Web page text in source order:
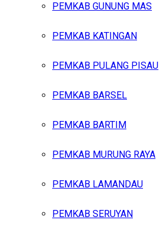
PEMKAB GUNUNG MAS
PEMKAB KATINGAN
PEMKAB PULANG PISAU
PEMKAB BARSEL
PEMKAB BARTIM
PEMKAB MURUNG RAYA
PEMKAB LAMANDAU
PEMKAB SERUYAN